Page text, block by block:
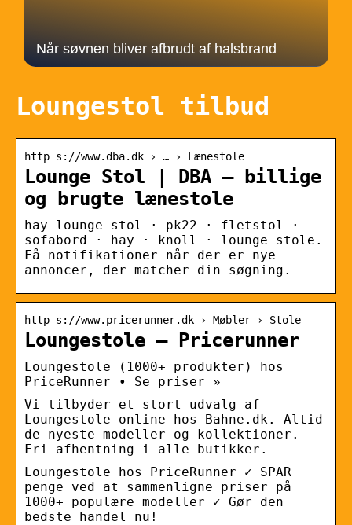
Når søvnen bliver afbrudt af halsbrand
Loungestol tilbud
http s://www.dba.dk › … › Lænestole
Lounge Stol | DBA – billige
og brugte lænestole
hay lounge stol · pk22 · fletstol ·
sofabord · hay · knoll · lounge stole.
Få notifikationer når der er nye
annoncer, der matcher din søgning.
http s://www.pricerunner.dk › Møbler › Stole
Loungestole – Pricerunner
Loungestole (1000+ produkter) hos
PriceRunner • Se priser »
Vi tilbyder et stort udvalg af
Loungestole online hos Bahne.dk. Altid
de nyeste modeller og kollektioner.
Fri afhentning i alle butikker.
Loungestole hos PriceRunner ✓ SPAR
penge ved at sammenligne priser på
1000+ populære modeller ✓ Gør den
bedste handel nu!